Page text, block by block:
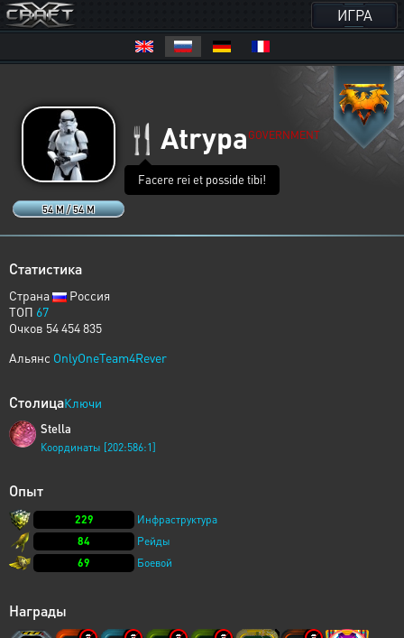
ИГРА
54 M / 54 M
🍴 Atrypa GOVERNMENT
Facere rei et posside tibi!
Статистика
Страна
Россия
ТОП 67
Очков 54 454 835
Альянс OnlyOneTeam4Rever
СтолицаКлючи
Stella
Координаты [202:586:1]
Опыт
229
Инфраструктура
84
Рейды
69
Боевой
Награды